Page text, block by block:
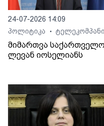
24-07-2026 14:09
პოლიტიკა
•
მიმართვა
ლევან იოსელიანს